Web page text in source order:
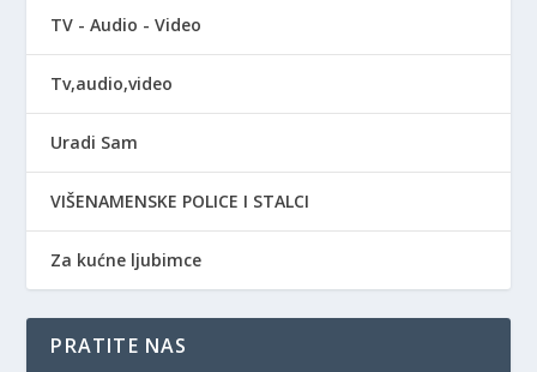
TV - Audio - Video
Tv,audio,video
Uradi Sam
VIŠENAMENSKE POLICE I STALCI
Za kućne ljubimce
PRATITE NAS